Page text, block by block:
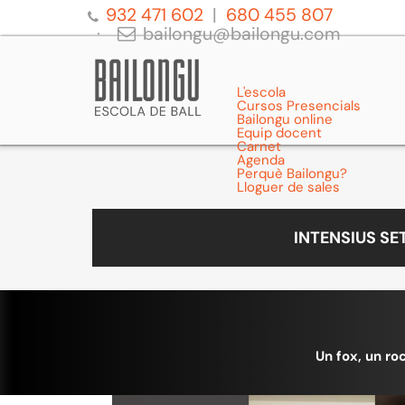
932 471 602
680 455 807
bailongu@bailongu.com
L'escola
Cursos Presencials
Bailongu online
Equip docent
Carnet
Agenda
Perquè Bailongu?
Lloguer de sales
INTENSIUS
Un fox, un